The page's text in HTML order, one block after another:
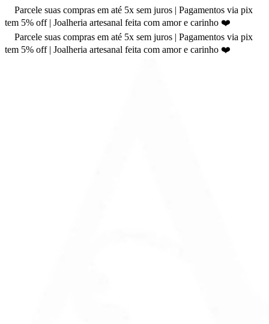
Parcele suas compras em até 5x sem juros | Pagamentos via pix
tem 5% off | Joalheria artesanal feita com amor e carinho ❤️
Parcele suas compras em até 5x sem juros | Pagamentos via pix
tem 5% off | Joalheria artesanal feita com amor e carinho ❤️